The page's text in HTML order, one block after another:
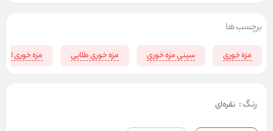
برچسب ها
مزه خوری سینی مزه خوری مزه خوری طلایی مزه خوری
رنگ: نقره‌ای